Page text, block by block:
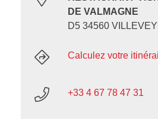
DE VALMAGNE
D5 34560
Calculez votre
+33 4 67 78 47 31